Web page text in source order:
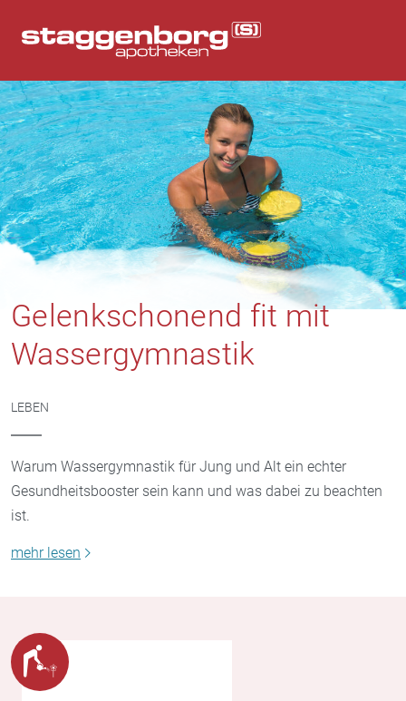
Gelenkschonend fit mit
Wassergymnastik
LEBEN
Warum Wassergymnastik für Jung und Alt ein echter
Gesundheitsbooster sein kann und was dabei zu beachten
ist.
mehr lesen